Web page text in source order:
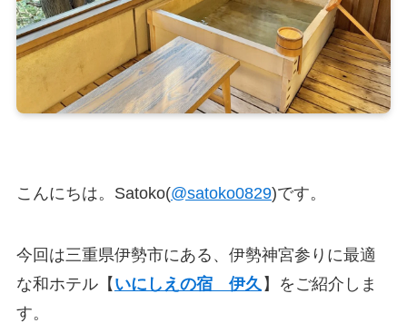
こんにちは。Satoko(@satoko0829)です。
今回は三重県伊勢市にある、伊勢神宮参りに最適
な和ホテル【 いにしえの宿 伊久 】をご紹介しま
す。